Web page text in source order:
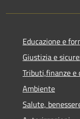
Educazione e
Giustizia e
Tributi,finanze e
Ambiente
Salute,